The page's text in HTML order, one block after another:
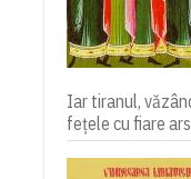
Iar tiranul,
fețele cu fiare